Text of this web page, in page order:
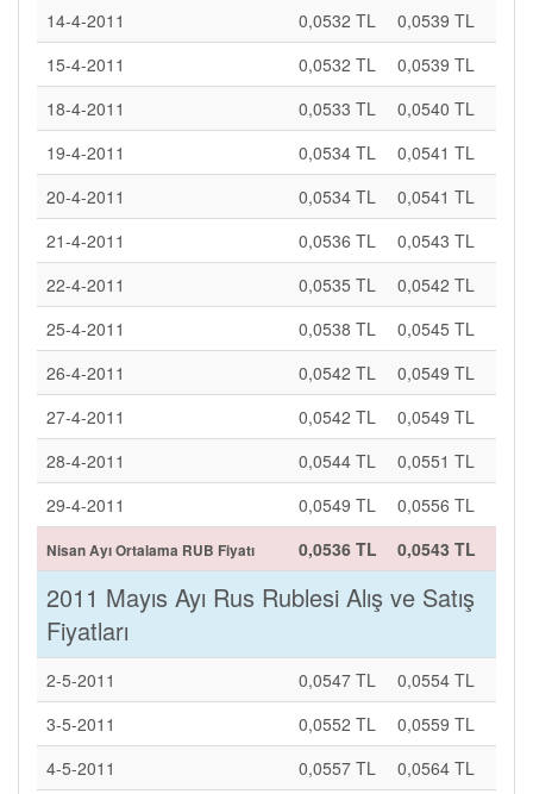
14-4-2011
0,0532 TL
0,0539 TL
15-4-2011
0,0532 TL
0,0539 TL
18-4-2011
0,0533 TL
0,0540 TL
19-4-2011
0,0534 TL
0,0541 TL
20-4-2011
0,0534 TL
0,0541 TL
21-4-2011
0,0536 TL
0,0543 TL
22-4-2011
0,0535 TL
0,0542 TL
25-4-2011
0,0538 TL
0,0545 TL
26-4-2011
0,0542 TL
0,0549 TL
27-4-2011
0,0542 TL
0,0549 TL
28-4-2011
0,0544 TL
0,0551 TL
29-4-2011
0,0549 TL 0,0556 TL
Nisan Ayı Ortalama RUB Fiyatı 0,0536 TL 0,0543 TL
2011 Mayıs Ayı Rus Rublesi Alış ve Satış
Fiyatları
2-5-2011 0,0547 TL
0,0554 TL
3-5-2011
0,0552 TL
0,0559 TL
4-5-2011
0,0557 TL
0,0564 TL